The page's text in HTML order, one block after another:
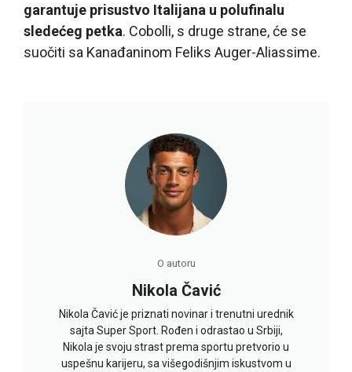
garantuje prisustvo Italijana u polufinalu
sledećeg petka. Cobolli, s druge strane, će se
suočiti sa Kanađaninom Feliks Auger-Aliassime.
O autoru
Nikola Čavić
Nikola Čavić je priznati novinar i trenutni urednik
sajta Super Sport. Rođen i odrastao u Srbiji,
Nikola je svoju strast prema sportu pretvorio u
uspešnu karijeru, sa višegodišnjim iskustvom u